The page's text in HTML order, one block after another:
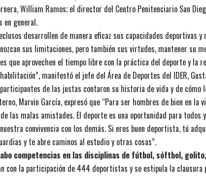
William Ramos; el director del Centro Penitenciario San
en general.
desarrollen de manera eficaz sus capacidades deportivas y
sus limitaciones, pero también sus virtudes, mantener su
que aprovechen el tiempo libre con la práctica del deporte y la
manifestó el jefe del Área de Deportes del IDER,
de las justas contaron su historia de vida y de cómo
Marvin García, expresó que “Para ser hombres de bien en la
las malas amistades. El deporte es una oportunidad para todos
convivencia con los demás. Si eres buen deportista, tú
y te abre caminos al estudio y otras cosas”.
competencias en las disciplinas de fútbol, sóftbol,
con la participación de 444 deportistas y se estipula la clausura